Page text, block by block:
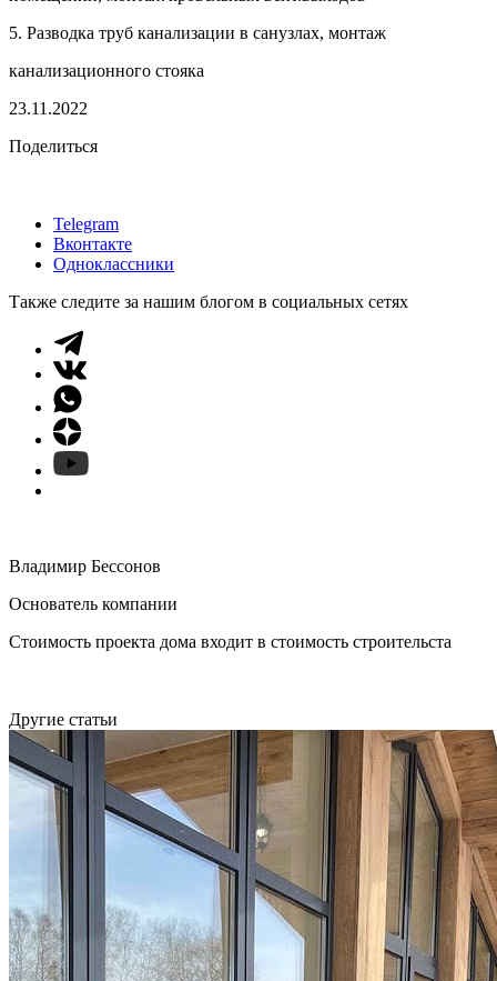
5. Разводка труб канализации в санузлах, монтаж
канализационного стояка
23.11.2022
Поделиться
Telegram
Вконтакте
Одноклассники
Также следите за нашим блогом в социальных сетях
Владимир Бессонов
Основатель компании
Стоимость проекта дома входит в стоимость строительста
Другие статьи